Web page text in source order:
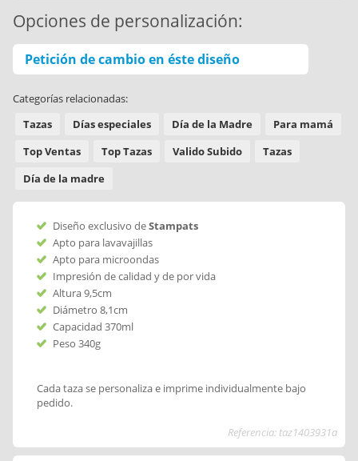
Opciones de personalización:
Petición de cambio en éste diseño
Categorías relacionadas:
Tazas
Días especiales Día de la Madre
Para mamá
Top Ventas
Top Tazas Valido Subido
Tazas
Día de la madre
Diseño exclusivo deStampats
Apto para lavavajillas
Apto para microondas
Impresión de calidad y de por vida
Altura 9,5cm
Diámetro 8,1cm
Capacidad 370ml
Peso 340g
Cada taza se personaliza e imprime individualmente bajo
pedido.
Referencia: taz1403931a